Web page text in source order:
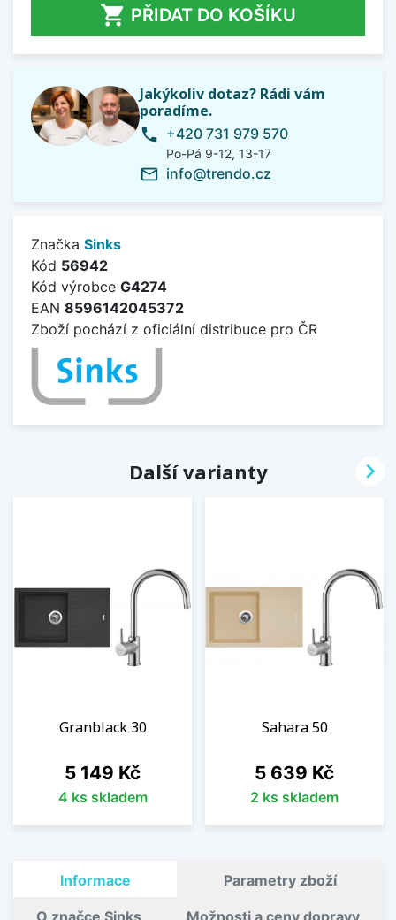
 PŘIDAT DO KOŠÍKU
Jakýkoliv dotaz? Rádi vám
poradíme.
phone +420 731 979 570
Po-Pá 9-12, 13-17
mail_outline info@trendo.cz
Značka Sinks
Kód 56942
Kód výrobce G4274
EAN 8596142045372
Zboží pochází z oficiální distribuce pro ČR
Další varianty
Granblack 30
Cena
5 149 Kč
4 ks skladem
Sahara 50
Cena
5 639 Kč
2 ks skladem

Informace Parametry zboží
O značce Sinks Možnosti a ceny dopravy